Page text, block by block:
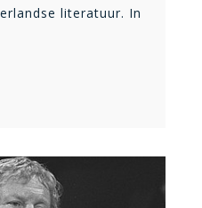
literatuur. In